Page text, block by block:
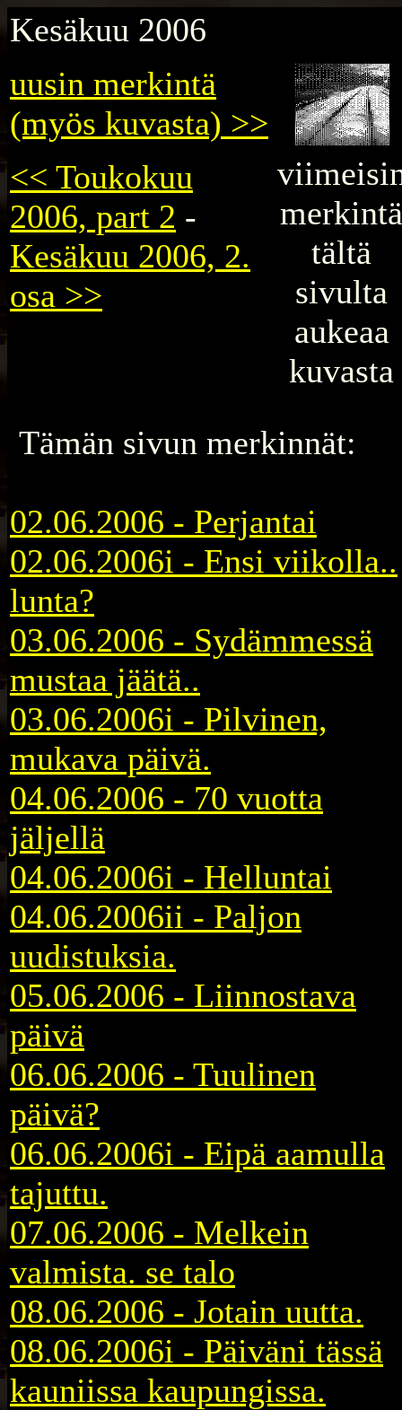
Kesäkuu 2006
uusin merkintä
(myös kuvasta) >>
<< Toukokuu
2006, part 2 -
Kesäkuu 2006, 2.
osa >>
tältä
sivulta
aukeaa
kuvasta
Tämän sivun merkinnät:
02.06.2006 - Perjantai
02.06.2006i - Ensi viikolla..
lunta?
03.06.2006 - Sydämmessä
mustaa jäätä..
03.06.2006i - Pilvinen,
mukava päivä.
04.06.2006 - 70 vuotta
jäljellä
04.06.2006i - Helluntai
04.06.2006ii - Paljon
uudistuksia.
05.06.2006 - Liinnostava
päivä
06.06.2006 - Tuulinen
päivä?
06.06.2006i - Eipä aamulla
tajuttu.
07.06.2006 - Melkein
valmista. se talo
08.06.2006 - Jotain uutta.
08.06.2006i - Päiväni tässä
kauniissa kaupungissa.